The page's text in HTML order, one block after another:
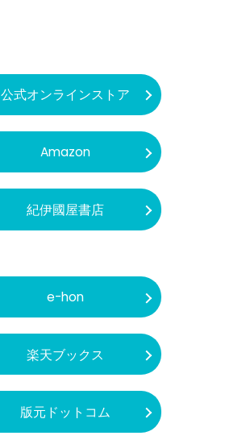
公式オンラインストア
Amazon
紀伊國屋書店
e-hon
楽天ブックス
版元ドットコム